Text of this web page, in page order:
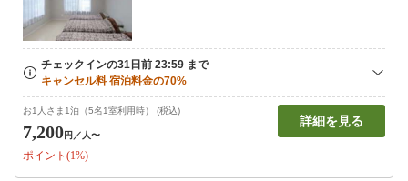
お1人さま1泊（5名1室利用時） (税込)
7,200円 ／人〜
ポイント(1%)
詳細を見る